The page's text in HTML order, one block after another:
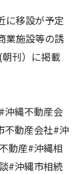
に移設が予定
業施設等の誘
刊）に掲載
沖縄不動産会
不動産会社#沖
動産#沖縄相
#沖縄市相続